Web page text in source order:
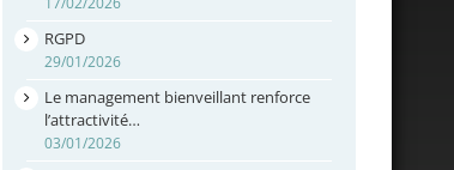
RGPD
29/01/2026
Le management bienveillant renforce
l’attractivité…
03/01/2026